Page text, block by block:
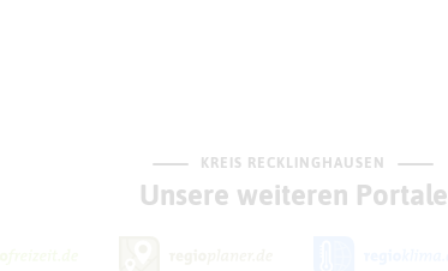
KREIS RECKLINGHAUSEN
Unsere weiteren Portale